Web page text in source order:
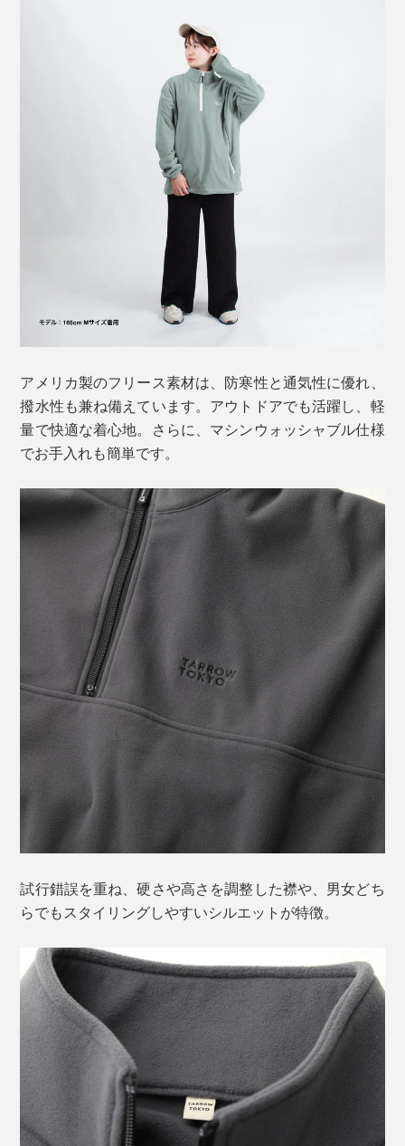
アメリカ製のフリース素材は、防寒性と通気性に優れ、
撥水性も兼ね備えています。アウトドアでも活躍し、軽
量で快適な着心地。さらに、マシンウォッシャブル仕様
でお手入れも簡単です。
試行錯誤を重ね、硬さや高さを調整した襟や、男女どち
らでもスタイリングしやすいシルエットが特徴。